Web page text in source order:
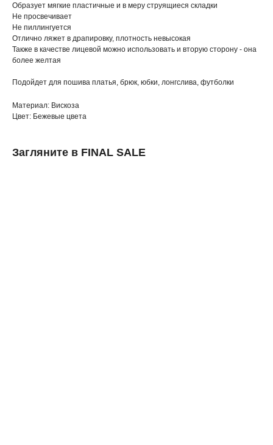
Образует мягкие пластичные и в меру струящиеся складки
Не просвечивает
Не пиллингуется
Отлично ляжет в драпировку, плотность невысокая
Также в качестве лицевой можно использовать и вторую сторону - она
более желтая
Подойдет для пошива платья, брюк, юбки, лонгслива, футболки
Материал: Вискоза
Цвет: Бежевые цвета
Загляните в FINAL SALE